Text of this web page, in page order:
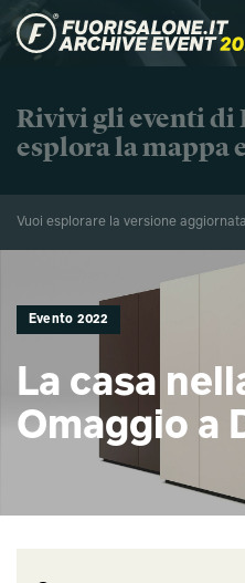
Rivivi gli eventi di
esplora la mappa
Vuoi esplorare la versione
Evento 2022
La casa
Omaggio a